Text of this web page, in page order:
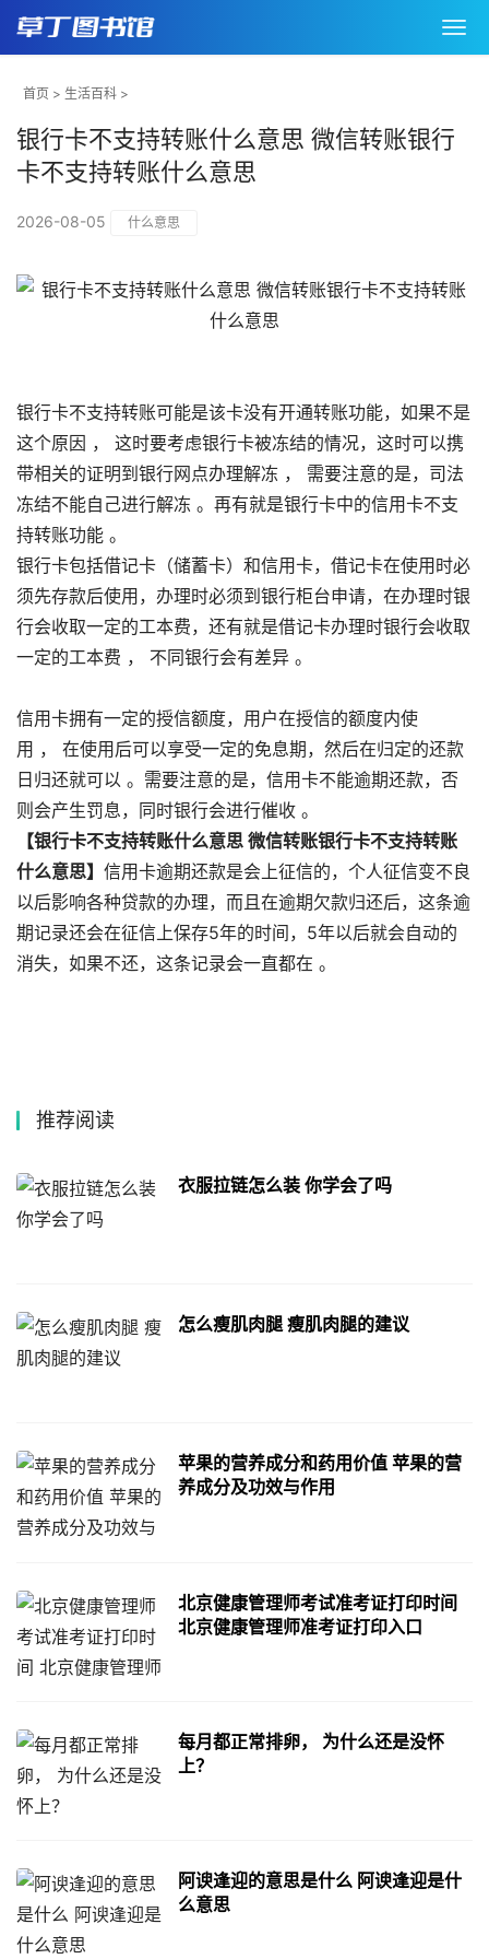
首页 > 生活百科 >
银行卡不支持转账什么意思 微信转账银行
卡不支持转账什么意思
2026-08-05 什么意思
银行卡不支持转账可能是该卡没有开通转账功能，如果不是
这个原因 ， 这时要考虑银行卡被冻结的情况，这时可以携
带相关的证明到银行网点办理解冻 ， 需要注意的是，司法
冻结不能自己进行解冻 。再有就是银行卡中的信用卡不支
持转账功能 。
银行卡包括借记卡（储蓄卡）和信用卡，借记卡在使用时必
须先存款后使用，办理时必须到银行柜台申请，在办理时银
行会收取一定的工本费，还有就是借记卡办理时银行会收取
一定的工本费 ， 不同银行会有差异 。
信用卡拥有一定的授信额度，用户在授信的额度内使
用 ， 在使用后可以享受一定的免息期，然后在归定的还款
日归还就可以 。需要注意的是，信用卡不能逾期还款，否
则会产生罚息，同时银行会进行催收 。
【银行卡不支持转账什么意思 微信转账银行卡不支持转账
什么意思】 信用卡逾期还款是会上征信的，个人征信变不良
以后影响各种贷款的办理，而且在逾期欠款归还后，这条逾
期记录还会在征信上保存5年的时间，5年以后就会自动的
消失，如果不还，这条记录会一直都在 。
推荐阅读
衣服拉链怎么装 你学会了吗
怎么瘦肌肉腿 瘦肌肉腿的建议
苹果的营养成分和药用价值 苹果的营
养成分及功效与作用
北京健康管理师考试准考证打印时间
北京健康管理师准考证打印入口
每月都正常排卵， 为什么还是没怀
上？
阿谀逢迎的意思是什么 阿谀逢迎是什
么意思